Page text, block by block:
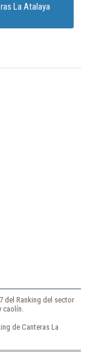
La Atalaya
del Ranking del sector
de Canteras La